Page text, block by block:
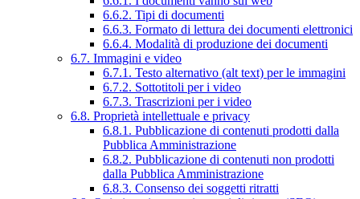
6.6.2. Tipi di documenti
6.6.3. Formato di lettura dei documenti elettronici
6.6.4. Modalità di produzione dei documenti
6.7. Immagini e video
6.7.1. Testo alternativo (alt text) per le immagini
6.7.2. Sottotitoli per i video
6.7.3. Trascrizioni per i video
6.8. Proprietà intellettuale e privacy
6.8.1. Pubblicazione di contenuti prodotti dalla
Pubblica Amministrazione
6.8.2. Pubblicazione di contenuti non prodotti
dalla Pubblica Amministrazione
6.8.3. Consenso dei soggetti ritratti